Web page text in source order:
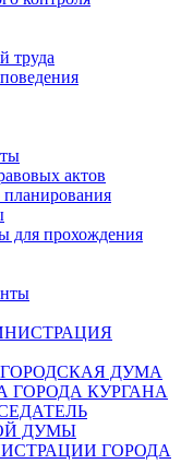
труда
актов
планирования
для прохождения
ДУМА
ГОРОДА КУРГАНА
ДУМЫ
ГОРОДА